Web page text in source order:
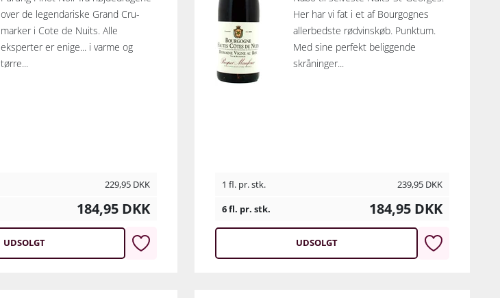
over de legendariske Grand Cru-
marker i Cote de Nuits. Alle
eksperter er enige... i varme og
tørre...
229,95 DKK
184,95 DKK
UDSOLGT
Her har vi fat i et af Bourgognes
allerbedste rødvinskøb. Punktum.
Med sine perfekt beliggende
skråninger...
1 fl. pr. stk. 239,95 DKK
6 fl. pr. stk.
184,95 DKK
UDSOLGT